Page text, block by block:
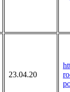
23.04.20